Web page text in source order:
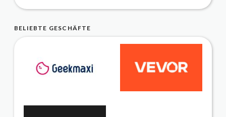
BELIEBTE GESCHÄFTE